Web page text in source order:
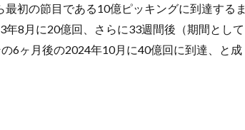
初の節目である10億ピッキングに到達するま
8月に20億回、さらに33週間後（期間として
6ヶ月後の2024年10月に40億回に到達、と成